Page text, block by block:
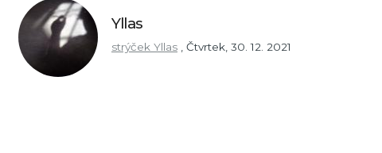
Yllas
strýček Yllas Čtvrtek, 30. 12. 2021